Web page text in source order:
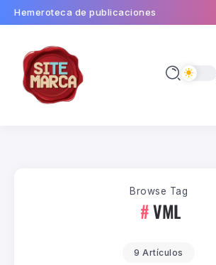
Hemeroteca de publicaciones
Browse Tag
VML
9 Artículos